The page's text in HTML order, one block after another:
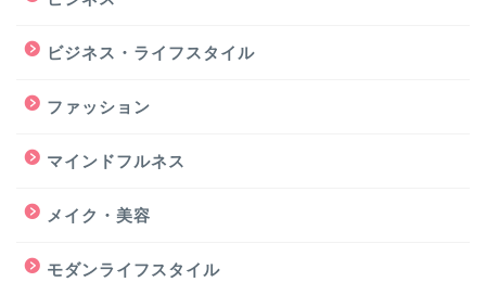
ビジネス・ライフスタイル
ファッション
マインドフルネス
メイク・美容
モダンライフスタイル